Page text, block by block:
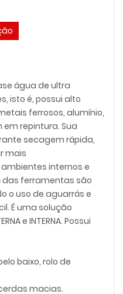
água de ultra
isto é, possui alto
ferrosos, alumínio,
repintura. Sua
secagem rápida,
mais
internos e
das ferramentas são
o uso de aguarrás e
É uma solução
e INTERNA. Possui
baixo, rolo de
macias.